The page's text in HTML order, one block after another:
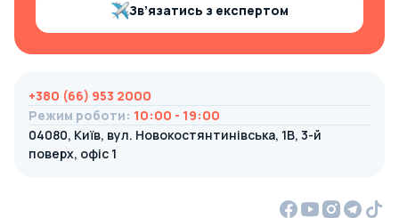
Зв’язатись з експертом
+380 (66) 953 2000
Режим роботи: 10:00 - 19:00
04080, Київ, вул. Новокостянтинівська, 1В, 3-й
поверх, офіс 1